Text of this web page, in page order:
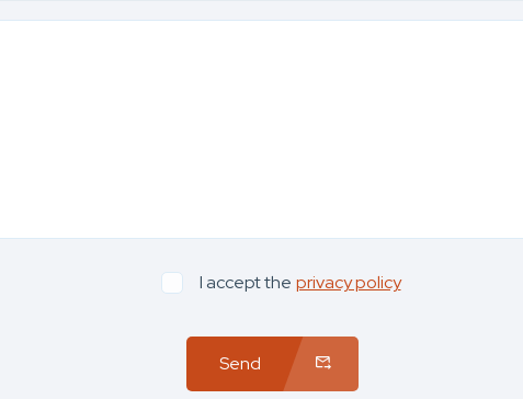
I accept the privacy policy
Send